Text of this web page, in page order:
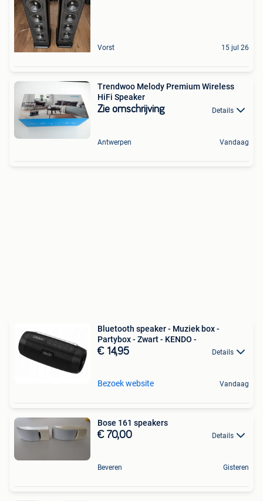
Vorst 15 jul 26
Trendwoo Melody Premium Wireless
HiFi Speaker
Zie omschrijving Details
Antwerpen Vandaag
Bluetooth speaker - Muziek box -
Partybox - Zwart - KENDO -
€ 14,95 Details
Bezoek website Vandaag
Bose 161 speakers
€ 70,00 Details
Beveren Gisteren